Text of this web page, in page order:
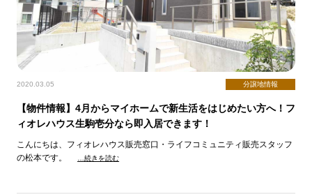
2020.03.05 分譲地情報
【物件情報】4月からマイホームで新生活をはじめたい方へ！フ
ィオレハウス生駒壱分なら即入居できます！
こんにちは、フィオレハウス販売窓口・ライフコミュニティ販売スタッフ
の松本です。
…続きを読む